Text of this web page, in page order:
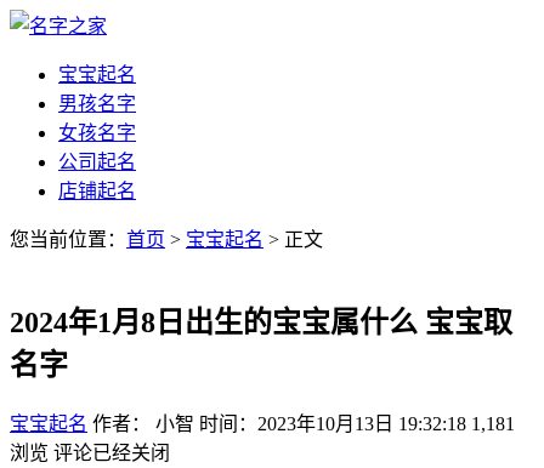
宝宝起名
男孩名字
女孩名字
公司起名
店铺起名
您当前位置： 首页 > 宝宝起名 > 正文
2024年1月8日出生的宝宝属什么 宝宝取
名字
宝宝起名 作者： 小智 时间：2023年10月13日 19:32:18 1,181
浏览 评论已经关闭